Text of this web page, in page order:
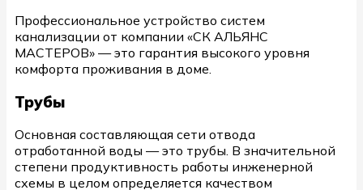
Профессиональное устройство систем
канализации от компании «СК АЛЬЯНС
МАСТЕРОВ» — это гарантия высокого уровня
комфорта проживания в доме.
Трубы
Основная составляющая сети отвода
отработанной воды — это трубы. В значительной
степени продуктивность работы инженерной
схемы в целом определяется качеством